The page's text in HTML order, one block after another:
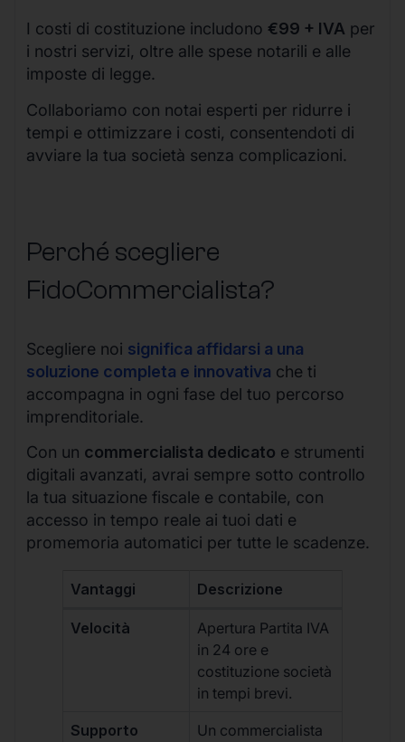
I costi di costituzione includono €99 + IVA per
i nostri servizi, oltre alle spese notarili e alle
imposte di legge.
Collaboriamo con notai esperti per ridurre i
tempi e ottimizzare i costi, consentendoti di
avviare la tua società senza complicazioni.
Perché scegliere
FidoCommercialista?
Scegliere noi significa affidarsi a una
soluzione completa e innovativa che ti
accompagna in ogni fase del tuo percorso
imprenditoriale.
Con un commercialista dedicato e strumenti
digitali avanzati, avrai sempre sotto controllo
la tua situazione fiscale e contabile, con
accesso in tempo reale ai tuoi dati e
promemoria automatici per tutte le scadenze.
Vantaggi Descrizione
Velocità
Apertura Partita IVA
in 24 ore e
costituzione società
in tempi brevi.
Supporto
Un commercialista